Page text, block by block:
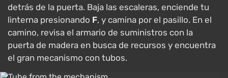
detrás de la puerta. Baja las escaleras, enciende tu
linterna presionando F, y camina por el pasillo. En el
camino, revisa el armario de suministros con la
puerta de madera en busca de recursos y encuentra
el gran mecanismo con tubos.